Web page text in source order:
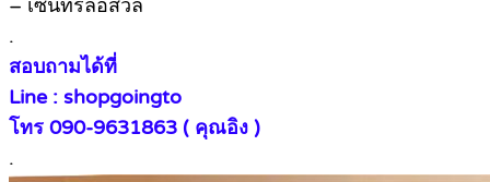
– เซ็นทรัลอิสวิล
.
สอบถามได้ที่
Line : shopgoingto
โทร 090-9631863 ( คุณอิง )
.